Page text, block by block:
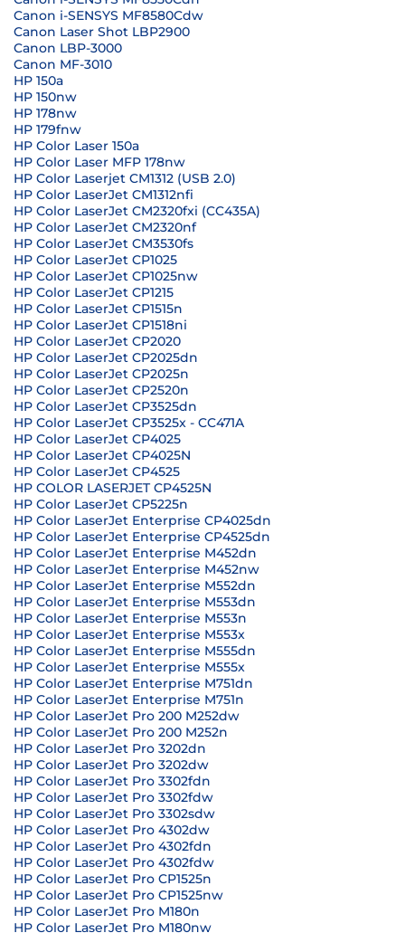
Canon i-SENSYS MF8580Cdw
Canon Laser Shot LBP2900
Canon LBP-3000
Canon MF-3010
HP 150a
HP 150nw
HP 178nw
HP 179fnw
HP Color Laser 150a
HP Color Laser MFP 178nw
HP Color Laserjet CM1312 (USB 2.0)
HP Color LaserJet CM1312nfi
HP Color LaserJet CM2320fxi (CC435A)
HP Color LaserJet CM2320nf
HP Color LaserJet CM3530fs
HP Color LaserJet CP1025
HP Color LaserJet CP1025nw
HP Color LaserJet CP1215
HP Color LaserJet CP1515n
HP Color LaserJet CP1518ni
HP Color LaserJet CP2020
HP Color LaserJet CP2025dn
HP Color LaserJet CP2025n
HP Color LaserJet CP2520n
HP Color LaserJet CP3525dn
HP Color LaserJet CP3525x - CC471A
HP Color LaserJet CP4025
HP Color LaserJet CP4025N
HP Color LaserJet CP4525
HP COLOR LASERJET CP4525N
HP Color LaserJet CP5225n
HP Color LaserJet Enterprise CP4025dn
HP Color LaserJet Enterprise CP4525dn
HP Color LaserJet Enterprise M452dn
HP Color LaserJet Enterprise M452nw
HP Color LaserJet Enterprise M552dn
HP Color LaserJet Enterprise M553dn
HP Color LaserJet Enterprise M553n
HP Color LaserJet Enterprise M553x
HP Color LaserJet Enterprise M555dn
HP Color LaserJet Enterprise M555x
HP Color LaserJet Enterprise M751dn
HP Color LaserJet Enterprise M751n
HP Color LaserJet Pro 200 M252dw
HP Color LaserJet Pro 200 M252n
HP Color LaserJet Pro 3202dn
HP Color LaserJet Pro 3202dw
HP Color LaserJet Pro 3302fdn
HP Color LaserJet Pro 3302fdw
HP Color LaserJet Pro 3302sdw
HP Color LaserJet Pro 4302dw
HP Color LaserJet Pro 4302fdn
HP Color LaserJet Pro 4302fdw
HP Color LaserJet Pro CP1525n
HP Color LaserJet Pro CP1525nw
HP Color LaserJet Pro M180n
HP Color LaserJet Pro M180nw